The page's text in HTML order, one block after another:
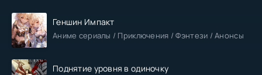
Геншин Импакт
Аниме сериалы / Приключения / Фэнтези / Анонсы
Поднятие уровня в одиночку